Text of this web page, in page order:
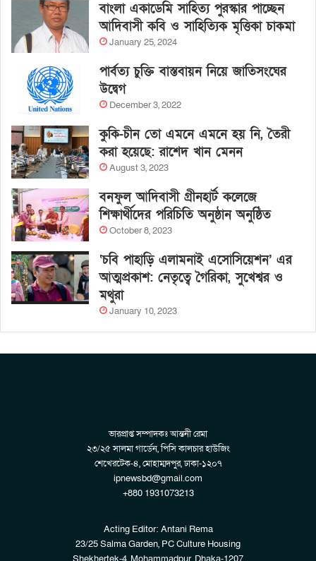
বাংলা একাডেমি সাহিত্য পুরস্কার পাচ্ছেন
আদিবাসী কবি ও সাহিত্যিক মৃত্তিকা চাকমা
January 25, 2024
পার্বত্য চুক্তি বাস্তবায়ন নিয়ে জাতিসংঘের
উদ্বেগ
December 3, 2022
কুকি-চীন তো এমনে এমনে হয় নি, তৈরী
করা হয়েছে: রাশেদ খান মেনন
August 3, 2023
বনফুল আদিবাসী গ্রীনহার্ট কলেজে
শিক্ষার্থীদের পরিচিতি অনুষ্ঠান অনুষ্ঠিত
October 8, 2023
‘চবি পাহাড়ি এলামনাই এসোসিয়েশন’ এর
আত্মপ্রকাশ: নেতৃত্বে গৈরিকা, সুখেশ্বর ও
মথুরা
January 10, 2023
ভারপ্রাপ্ত সম্পাদকঃ আন্তনী রেমা
২৩/২৫ সালমা গার্ডেন, পিসি কালচার হাউজিং
শেখেরটেক-৪, মোহাম্মদপুর, ঢাকা-১২০৭
ipnewsbd@gmail.com
+880 1931073213
Acting Editor: Antani Rema
23/25 Salma Garden, PC Culture Housing